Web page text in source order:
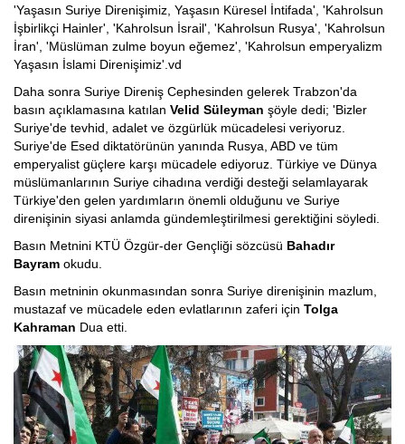
'Yaşasın Suriye Direnişimiz, Yaşasın Küresel İntifada', 'Kahrolsun
İşbirlikçi Hainler', 'Kahrolsun İsrail', 'Kahrolsun Rusya', 'Kahrolsun
İran', 'Müslüman zulme boyun eğemez', 'Kahrolsun emperyalizm
Yaşasın İslami Direnişimiz'.vd
Daha sonra Suriye Direniş Cephesinden gelerek Trabzon'da
basın açıklamasına katılan Velid Süleyman şöyle dedi; 'Bizler
Suriye'de tevhid, adalet ve özgürlük mücadelesi veriyoruz.
Suriye'de Esed diktatörünün yanında Rusya, ABD ve tüm
emperyalist güçlere karşı mücadele ediyoruz. Türkiye ve Dünya
müslümanlarının Suriye cihadına verdiği desteği selamlayarak
Türkiye'den gelen yardımların önemli olduğunu ve Suriye
direnişinin siyasi anlamda gündemleştirilmesi gerektiğini söyledi.
Basın Metnini KTÜ Özgür-der Gençliği sözcüsü Bahadır
Bayram okudu.
Basın metninin okunmasından sonra Suriye direnişinin mazlum,
mustazaf ve mücadele eden evlatlarının zaferi için Tolga
Kahraman Dua etti.